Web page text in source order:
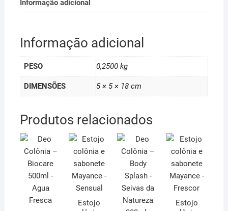
Informação adicional
Informação adicional
PESO 0,2500 kg
DIMENSÕES 5 × 5 × 18 cm
Produtos relacionados
Estojo
Estojo